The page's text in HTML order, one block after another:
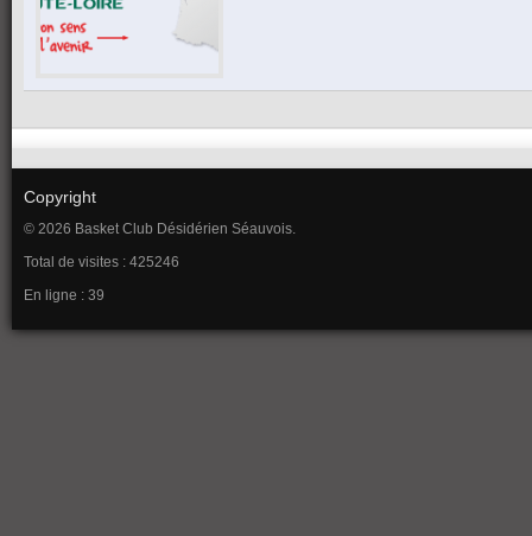
Copyright
© 2026 Basket Club Désidérien Séauvois.
Total de visites : 425246
En ligne : 39